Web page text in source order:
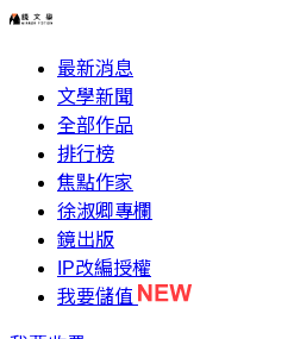
最新消息
文學新聞
全部作品
排行榜
焦點作家
徐淑卿專欄
鏡出版
IP改編授權
我要儲值